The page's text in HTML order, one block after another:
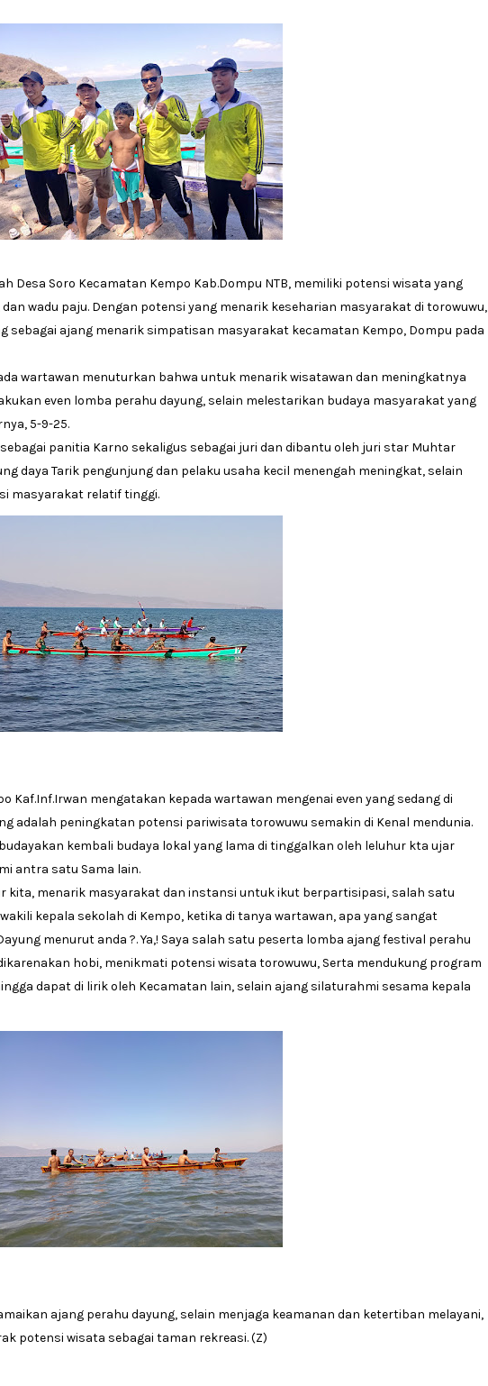
Desa Soro Kecamatan Kempo Kab.Dompu NTB, memiliki potensi wisata yang
wadu paju. Dengan potensi yang menarik keseharian masyarakat di torowuwu,
sebagai ajang menarik simpatisan masyarakat kecamatan Kempo, Dompu pada
wartawan menuturkan bahwa untuk menarik wisatawan dan meningkatnya
even lomba perahu dayung, selain melestarikan budaya masyarakat yang
5-9-25.
panitia Karno sekaligus sebagai juri dan dibantu oleh juri star Muhtar
daya Tarik pengunjung dan pelaku usaha kecil menengah meningkat, selain
masyarakat relatif tinggi.
Kaf.Inf.Irwan mengatakan kepada wartawan mengenai even yang sedang di
adalah peningkatan potensi pariwisata torowuwu semakin di Kenal mendunia.
kembali budaya lokal yang lama di tinggalkan oleh leluhur kta ujar
antra satu Sama lain.
kita, menarik masyarakat dan instansi untuk ikut berpartisipasi, salah satu
kepala sekolah di Kempo, ketika di tanya wartawan, apa yang sangat
menurut anda ?. Ya,! Saya salah satu peserta lomba ajang festival perahu
hobi, menikmati potensi wisata torowuwu, Serta mendukung program
dapat di lirik oleh Kecamatan lain, selain ajang silaturahmi sesama kepala
ajang perahu dayung, selain menjaga keamanan dan ketertiban melayani,
potensi wisata sebagai taman rekreasi. (Z)